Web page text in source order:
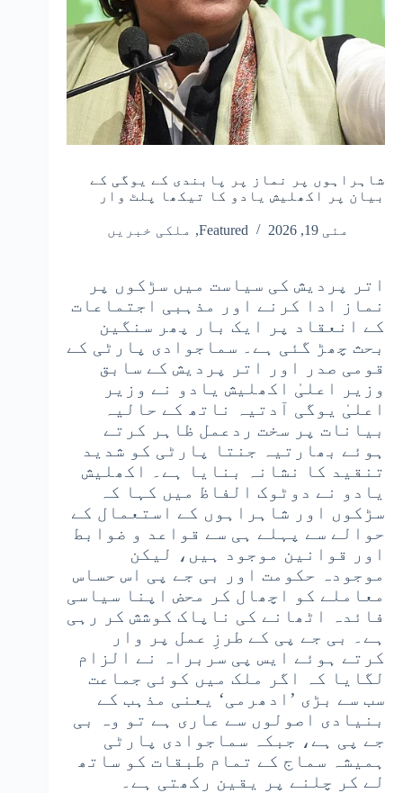
شاہراہوں پر نماز پر پابندی کے یوگی کے
بیان پر اکھلیش یادو کا تیکھا پلٹ وار
مئی 19, 2026 Featured
, ملکی خبریں
اتر پردیش کی سیاست میں سڑکوں پر
نماز ادا کرنے اور مذہبی اجتماعات
کے انعقاد پر ایک بار پھر سنگین
بحث چھڑ گئی ہے۔ سماجوادی پارٹی کے
قومی صدر اور اتر پردیش کے سابق
وزیر اعلیٰ اکھلیش یادو نے وزیر
اعلیٰ یوگی آدتیہ ناتھ کے حالیہ
بیانات پر سخت ردعمل ظاہر کرتے
ہوئے بھارتیہ جنتا پارٹی کو شدید
تنقید کا نشانہ بنایا ہے۔ اکھلیش
یادو نے دوٹوک الفاظ میں کہا کہ
سڑکوں اور شاہراہوں کے استعمال کے
حوالے سے پہلے ہی سے قواعد و ضوابط
اور قوانین موجود ہیں، لیکن
موجودہ حکومت اور بی جے پی اس حساس
معاملے کو اچھال کر محض اپنا سیاسی
فائدہ اٹھانے کی ناپاک کوشش کر رہی
ہے۔ بی جے پی کے طرزِ عمل پر وار
کرتے ہوئے ایس پی سربراہ نے الزام
لگایا کہ اگر ملک میں کوئی جماعت
سب سے بڑی ’ادھرمی‘ یعنی مذہب کے
بنیادی اصولوں سے عاری ہے تو وہ بی
جے پی ہے، جبکہ سماجوادی پارٹی
ہمیشہ سماج کے تمام طبقات کو ساتھ
لے کر چلنے پر یقین رکھتی ہے۔